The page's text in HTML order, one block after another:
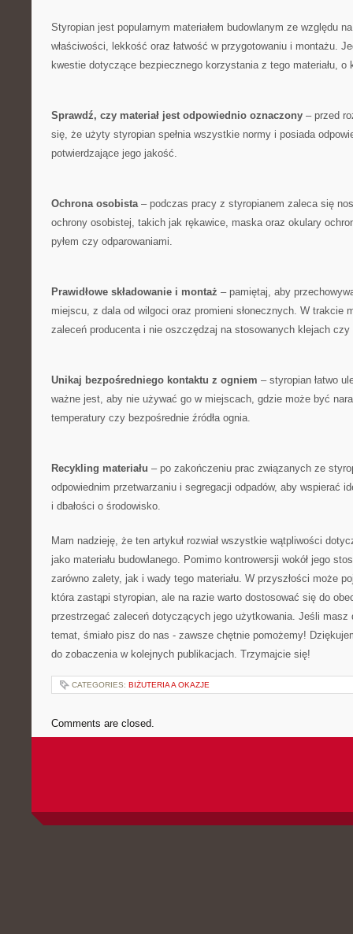
Styropian jest popularnym materiałem ‌budowlanym ze względu
właściwości, lekkość oraz łatwość w przygotowaniu i montażu.
kwestie dotyczące bezpiecznego korzystania⁤ z tego materiału, o
Sprawdź, czy materiał jest odpowiednio​ oznaczony – przed
się, ‍że‌ użyty styropian spełnia wszystkie normy i posiada
potwierdzające jego jakość.
Ochrona osobista– podczas pracy z styropianem zaleca się
​ochrony osobistej, takich jak rękawice, maska oraz okulary
pyłem czy odparowaniami.
Prawidłowe składowanie i montaż – pamiętaj, aby
miejscu, z ⁤dala od wilgoci oraz promieni słonecznych. W⁣ trakcie
zaleceń producenta i nie oszczędzaj na stosowanych klejach czy
Unikaj bezpośredniego kontaktu z ogniem – styropian łatwo
ważne⁤ jest, aby nie używać go w miejscach, gdzie ⁢może być
temperatury czy ⁢bezpośrednie⁣ źródła ognia.
Recykling materiału – po zakończeniu prac związanych‍ ze
odpowiednim przetwarzaniu i segregacji odpadów, aby wspierać
i dbałości o środowisko.
Mam nadzieję, że ten artykuł rozwiał wszystkie wątpliwości
jako materiału budowlanego. Pomimo kontrowersji wokół jego‍
zarówno zalety, jak i wady tego materiału. W przyszłości może
która zastąpi styropian, ale na razie warto dostosować się do
przestrzegać⁢ zaleceń dotyczących jego użytkowania.⁣ Jeśli⁢ masz
temat, śmiało⁤ pisz do ⁣nas ⁢- zawsze ‌chętnie pomożemy!
do zobaczenia w kolejnych publikacjach. Trzymajcie się!
CATEGORIES: BIŻUTERIA A OKAZJE
Comments are closed.